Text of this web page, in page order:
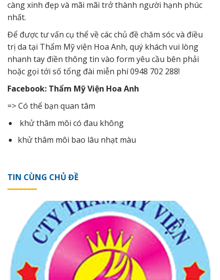
càng xinh đẹp và mãi mãi trở thành người hạnh phúc
nhất.
Để được tư vấn cụ thể về các chủ đề chăm sóc và điều
trị da tại Thẩm Mỹ viện Hoa Anh, quý khách vui lòng
nhanh tay điền thông tin vào form yêu cầu bên phải
hoặc gọi tới số tổng đài miễn phí 0948 702 288!
Facebook: Thẩm Mỹ Viện Hoa Anh
=> Có thể bạn quan tâm
khử thâm môi có đau không
khử thâm môi bao lâu nhạt màu
TIN CÙNG CHỦ ĐỀ